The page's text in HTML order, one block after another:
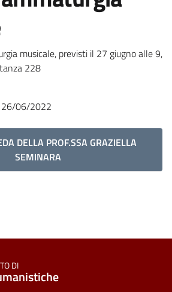
musicale, previsti il 27 giugno alle 9,
228
26/06/2022
DELLA PROF.SSA GRAZIELLA
SEMINARA
DI